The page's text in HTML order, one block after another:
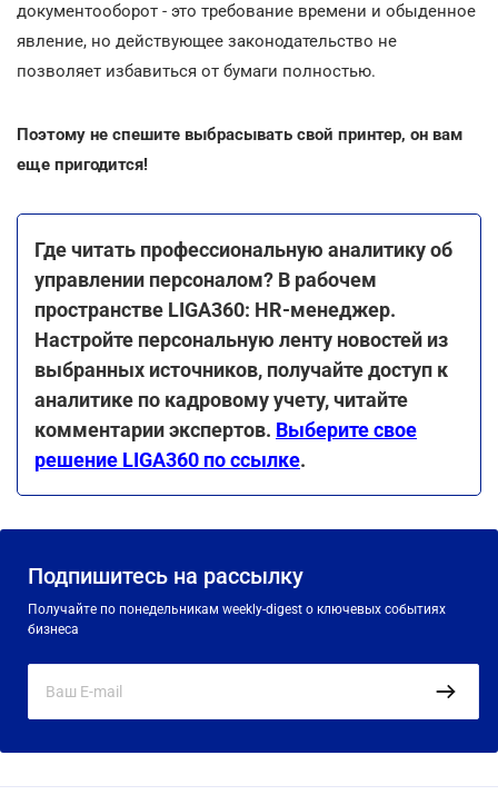
документооборот - это требование времени и обыденное
явление, но действующее законодательство не
позволяет избавиться от бумаги полностью.
Поэтому не спешите выбрасывать свой принтер, он вам
еще пригодится!
Где читать профессиональную аналитику об
управлении персоналом? В рабочем
пространстве LIGA360: HR-менеджер.
Настройте персональную ленту новостей из
выбранных источников, получайте доступ к
аналитике по кадровому учету, читайте
комментарии экспертов. Выберите свое
решение LIGA360 по ссылке.
Подпишитесь на рассылку
Получайте по понедельникам weekly-digest о ключевых событиях
бизнеса